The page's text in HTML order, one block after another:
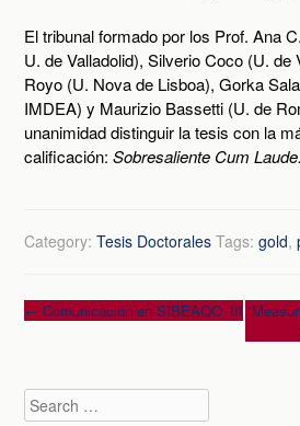
El tribunal formado por los Prof. Ana
U. de Valladolid), Silverio Coco (U. de
Royo (U. Nova de Lisboa), Gorka
IMDEA) y Maurizio Bassetti (U. de
unanimidad distinguir la tesis con la
calificación:Sobresaliente Cum Laude.
Category:Tesis Doctorales Tags:gold,
Post
navigation
← Comunicación en SIBEAQO_III
Search